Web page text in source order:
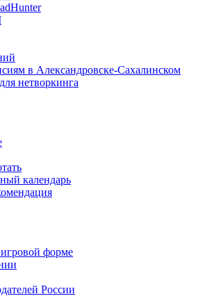
в Александровске-Сахалинском
нетворкинга
календарь
форме
России